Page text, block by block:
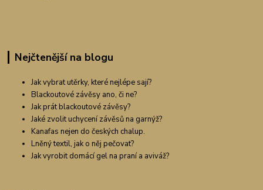
Nejčtenější na blogu
Jak vybrat utěrky, které nejlépe sají?
Blackoutové závěsy ano, či ne?
Jak prát blackoutové závěsy?
Jaké zvolit uchycení závěsů na garnýž?
Kanafas nejen do českých chalup.
Lněný textil, jak o něj pečovat?
Jak vyrobit domácí gel na praní a aviváž?